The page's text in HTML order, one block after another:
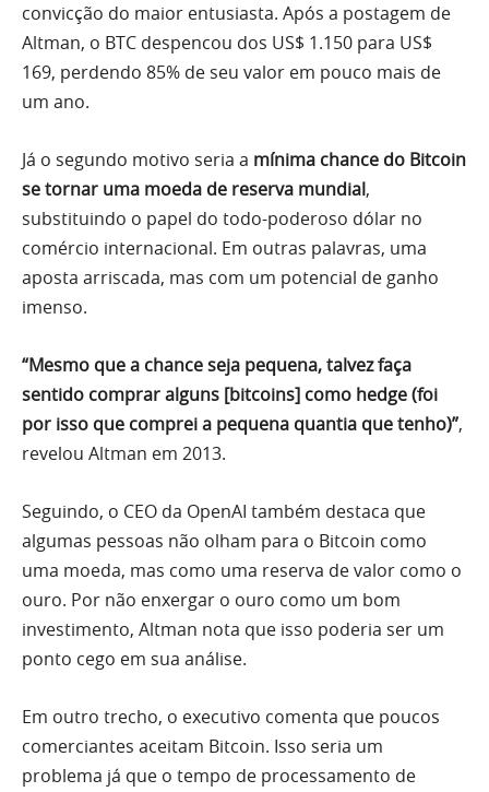
convicção do maior entusiasta. Após a postagem de
Altman, o BTC despencou dos US$ 1.150 para US$
169, perdendo 85% de seu valor em pouco mais de
um ano.
Já o segundo motivo seria a mínima chance do Bitcoin
se tornar uma moeda de reserva mundial,
substituindo o papel do todo-poderoso dólar no
comércio internacional. Em outras palavras, uma
aposta arriscada, mas com um potencial de ganho
imenso.
“Mesmo que a chance seja pequena, talvez faça
sentido comprar alguns [bitcoins] como hedge (foi
por isso que comprei a pequena quantia que tenho)”,
revelou Altman em 2013.
Seguindo, o CEO da OpenAI também destaca que
algumas pessoas não olham para o Bitcoin como
uma moeda, mas como uma reserva de valor como o
ouro. Por não enxergar o ouro como um bom
investimento, Altman nota que isso poderia ser um
ponto cego em sua análise.
Em outro trecho, o executivo comenta que poucos
comerciantes aceitam Bitcoin. Isso seria um
problema já que o tempo de processamento de